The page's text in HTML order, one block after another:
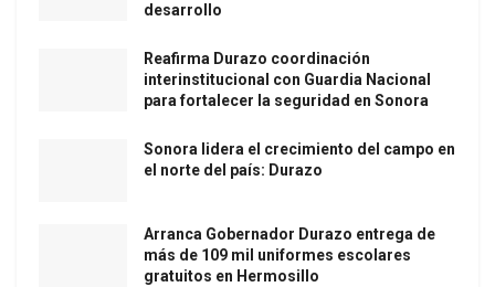
desarrollo
Reafirma Durazo coordinación
interinstitucional con Guardia Nacional
para fortalecer la seguridad en Sonora
Sonora lidera el crecimiento del campo en
el norte del país: Durazo
Arranca Gobernador Durazo entrega de
más de 109 mil uniformes escolares
gratuitos en Hermosillo